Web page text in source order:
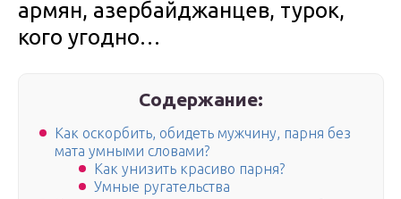
армян, азербайджанцев, турок,
кого угодно…
Содержание:
Как оскорбить, обидеть мужчину, парня без
мата умными словами?
Как унизить красиво парня?
Умные ругательства